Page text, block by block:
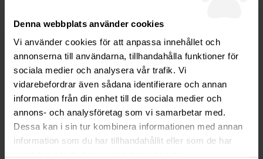
Denna webbplats använder cookies
Vi använder cookies för att anpassa innehållet och
annonserna till användarna, tillhandahålla funktioner för
sociala medier och analysera vår trafik. Vi
vidarebefordrar även sådana identifierare och annan
information från din enhet till de sociala medier och
annons- och analysföretag som vi samarbetar med.
Dessa kan i sin tur kombinera informationen med annan
information som du har tillhandahållit eller som de har
Måndag, Onsdag, Fredag kl08-16
Tisdag, Torsdag kl08-20
Sommaröppet juni-juli
Måndag – Fredag kl 08-16
Veterinär rådfrågning
Rådgivning kan gärna göras via
mailinfo@fjallveterinaren.se